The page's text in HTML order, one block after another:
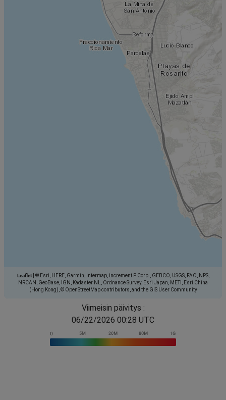
Leaflet
© Esri, HERE, Garmin, Intermap, increment P Corp., GEBCO, USGS, FAO, NPS,
NRCAN, GeoBase, IGN, Kadaster NL, Ordnance Survey, Esri Japan, METI, Esri China
(Hong Kong), © OpenStreetMap contributors, and the GIS User Community
Viimeisin päivitys :
06/22/2026 00:28 UTC